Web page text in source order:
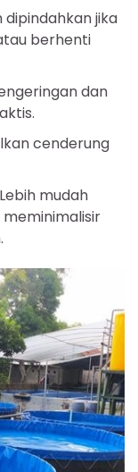
dipindahkan jika
berhenti
dan
cenderung
Lebih mudah